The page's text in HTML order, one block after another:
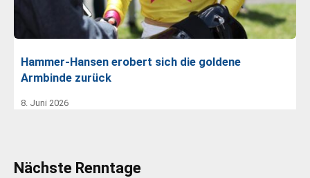
Hammer-Hansen erobert sich die goldene
Armbinde zurück
8. Juni 2026
Nächste Renntage